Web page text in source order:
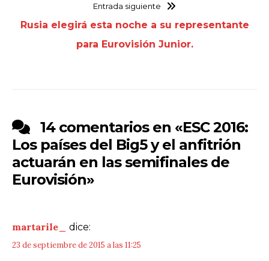
Entrada siguiente
Rusia elegirá esta noche a su representante
para Eurovisión Junior.
14 comentarios en «ESC 2016:
Los países del Big5 y el anfitrión
actuarán en las semifinales de
Eurovisión»
martarile_ dice:
23 de septiembre de 2015 a las 11:25